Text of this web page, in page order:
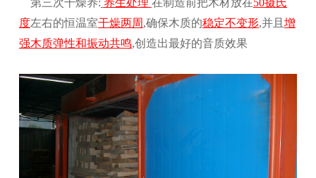
第三次干燥养: 养生处理 在制造前把木材放在50摄氏
度左右的恒温室干燥两周 ,确保木质的稳定不变形,并且 增
强木质弹性和振动共鸣,创造出最好的音质效果